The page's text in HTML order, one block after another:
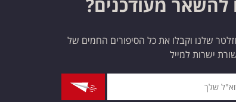
שלנו וקבלו את כל הסיפורים החמים של
ישרות למייל